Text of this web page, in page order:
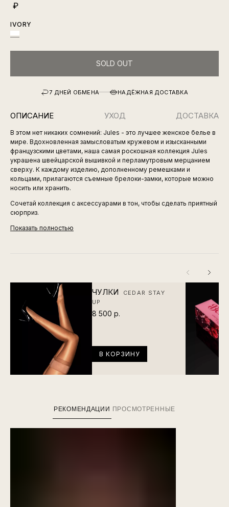
₽
IVORY
SOLD OUT
7 ДНЕЙ ОБМЕНА НАДЁЖНАЯ ДОСТАВКА
ОПИСАНИЕ УХОД ДОСТАВКА
В этом нет никаких сомнений: Jules - это лучшее женское белье в
мире. Вдохновленная замысловатым кружевом и изысканными
французскими цветами, наша самая роскошная коллекция Jules
украшена швейцарской вышивкой и перламутровым мерцанием
сверху. К каждому изделию, дополненному ремешками и
кольцами, прилагаются съемные брелоки-замки, которые можно
носить или хранить.
Сочетай коллекция с аксессуарами в тон, чтобы сделать приятный
сюрприз.
Показать полностью
ЧУЛКИ
CEDAR STAY
UP
8 500 р.
В КОРЗИНУ
РЕКОМЕНДАЦИИ ПРОСМОТРЕННЫЕ